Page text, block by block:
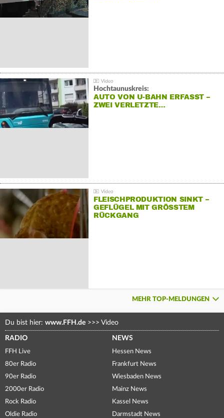
Hochtaunuskreis:
AUTO VON U-BAHN ERFASST –
ZWEI VERLETZTE…
FLEISCHPRODUKTION SINKT –
GEFLÜGEL MIT GRÖSSTEM R
ÜCKGANG
MEHR TOP-MELDUNGEN
Du bist hier: www.FFH.de >>> Video
RADIO
FFH Live
80er Radio
90er Radio
2000er Radio
Rock Radio
Oldie Radio
NEWS
Hessen News
Frankfurt News
Wiesbaden News
Mainz News
Kassel News
Darmstadt News